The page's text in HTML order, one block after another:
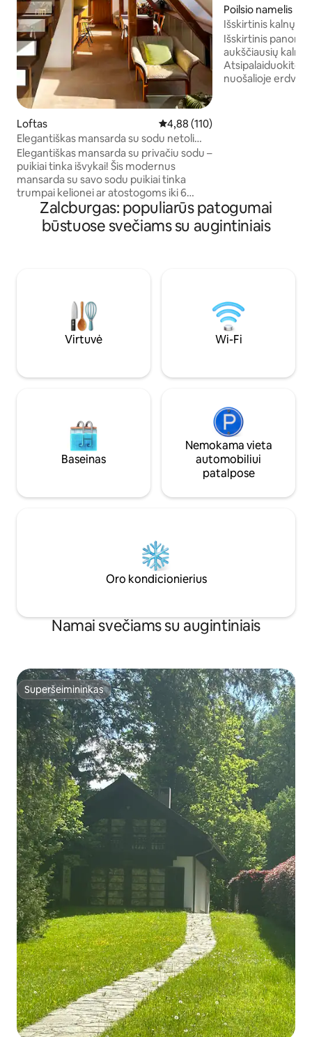
Loftas Vidutinis įvertinimas: 4,88 iš 5,
4,88 (110)
Elegantiškas mansarda su sodu netoli
Zalcburgo
Elegantiškas mansarda su privačiu sodu –
puikiai tinka išvykai! Šis modernus
mansarda su savo sodu puikiai tinka
trumpai kelionei ar atostogoms iki 6
žmonių. Netoli Zalcburgo yra didelis
vonios kambarys, trys miegamieji,
svetainė/valgomasis ir virtuvė su
susisiekimas traukiniu ir autobusu yra
žygiams pėsčiomis ir maudynėms
ežeruose!
Poilsio namelis
Išskirtinis kalnų
sūkurine vonia ir
Išskirtinis
aukščiausių kalnų
Atsipalaiduokite
nuošalioje
Zalcburgas: populiarūs patogumai
būstuose svečiams su augintiniais
Virtuvė Wi-Fi
Baseinas
Nemokama vieta
automobiliui
patalpose
Oro kondicionierius
Namai svečiams su augintiniais
Superšeimininkas
Superšeimininkas